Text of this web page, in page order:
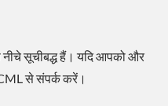
नीचे सूचीबद्ध हैं। यदि आपको और
से संपर्क करें।